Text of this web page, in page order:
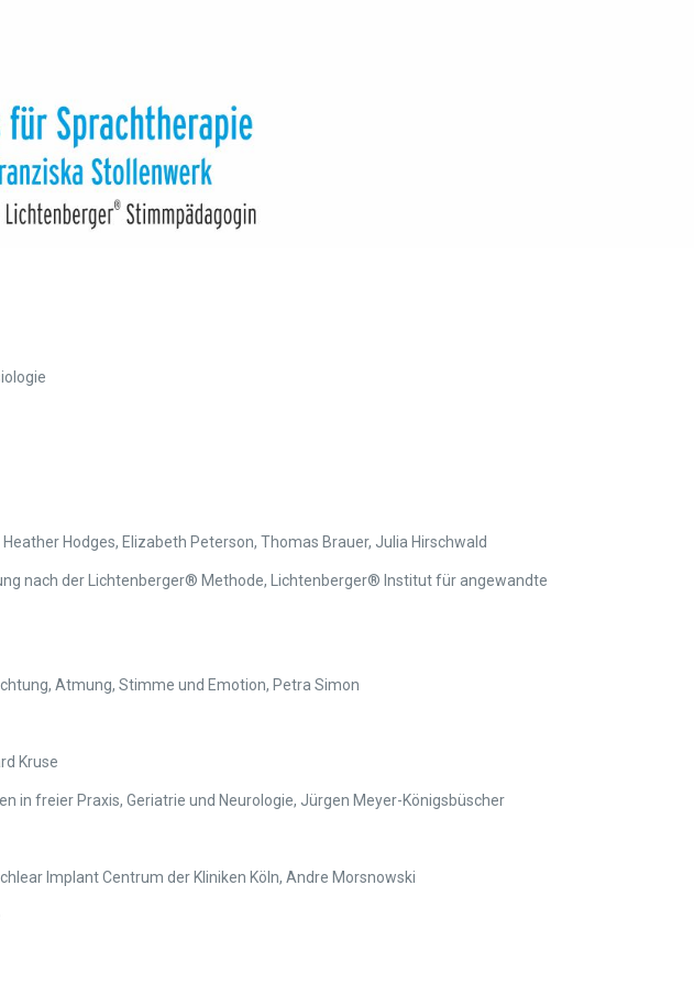
Hodges, Elizabeth Peterson, Thomas Brauer, Julia Hirschwald
nach der Lichtenberger® Methode, Lichtenberger® Institut für angewandte
Atmung, Stimme und Emotion, Petra Simon
Kruse
in freier Praxis, Geriatrie und Neurologie, Jürgen Meyer-Königsbüscher
Implant Centrum der Kliniken Köln, Andre Morsnowski